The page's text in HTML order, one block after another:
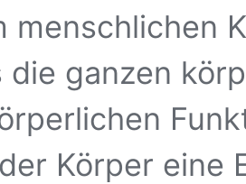
menschlichen
die ganzen
Körper eine